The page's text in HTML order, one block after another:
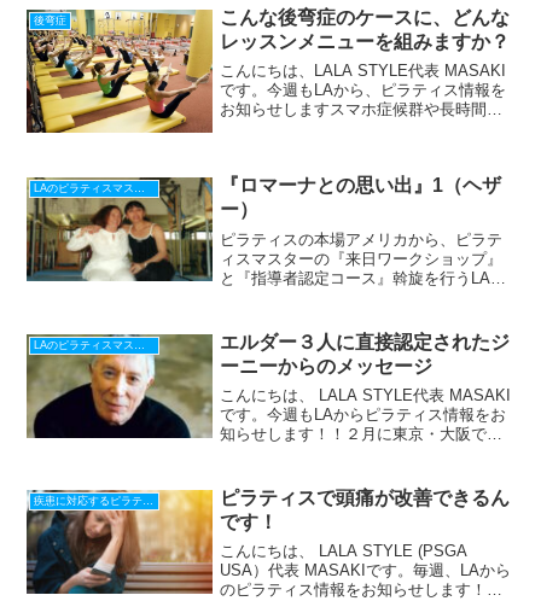
いる『本場のピラティス情報』今回は、
ロマーナスタ...
後弯症
こんな後弯症のケースに、どんな
レッスンメニューを組みますか？
こんにちは、LALA STYLE代表 MASAKI
です。今週もLAから、ピラティス情報を
お知らせしますスマホ症候群や長時間の
長い生活...
LAのピラティスマスターから貴方へ
『ロマーナとの思い出』1（ヘザ
ー）
ピラティスの本場アメリカから、ピラテ
ィスマスターの『来日ワークショップ』
と『指導者認定コース』斡旋を行うLALA
『本場のピラティス情報』をお届けしま
す♪日本でワ...
エルダー３人に直接認定されたジ
ーニーからのメッセージ
こんにちは、 LALA STYLE代表 MASAKI
です。今週もLAからピラティス情報をお
知らせします！！２月に東京・大阪でワ
は、ロマーナ ロン・フレッチャ...
疾患に対応するピラティス
ピラティスで頭痛が改善できるん
です！
こんにちは、 LALA STYLE (PSGA
USA）代表 MASAKIです。毎週、LAから
のピラティス情報をお知らせします！